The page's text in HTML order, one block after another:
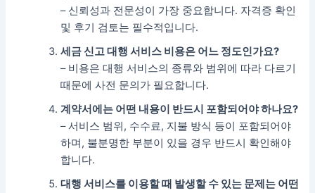
– 신뢰성과 전문성이 가장 중요합니다. 자격증 확인
및 후기 검토는 필수적입니다.
세금 신고 대행 서비스 비용은 어느 정도인가요?
– 비용은 대행 서비스의 종류와 범위에 따라 다르기
때문에 사전 문의가 필요합니다.
계약서에는 어떤 내용이 반드시 포함되어야 하나요?
– 서비스 범위, 수수료, 지불 방식 등이 포함되어야
하며, 불분명한 부분이 있을 경우 반드시 확인해야
합니다.
대행 서비스를 이용할 때 발생할 수 있는 문제는 어떤